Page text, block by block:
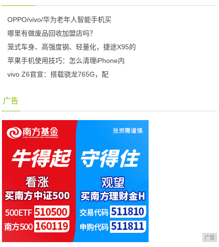
OPPO/vivo/华为老年人智能手机买
哪里有做废品回收加盟店吗？
笼式车身、高强度钢、轻量化，捷途X95的
苹果手机使用技巧：怎么清理iPhone内
vivo Z6官宣：搭载骁龙765G，配
广告
广告